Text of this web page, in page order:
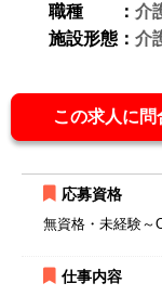
職種 ： 介
施設形態： 介
この求人に問
応募資格
無資格・未経験～
仕事内容